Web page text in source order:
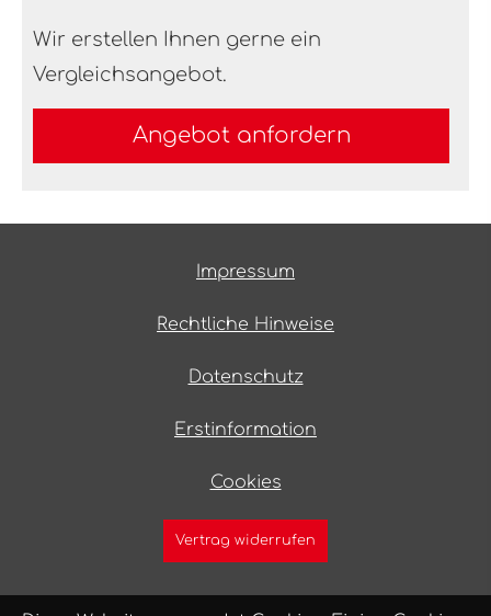
Wir erstellen Ihnen gerne ein
Vergleichsangebot.
An­ge­bot an­for­dern
Impressum
Rechtliche Hinweise
Datenschutz
Erstinformation
Cookies
Vertrag widerrufen